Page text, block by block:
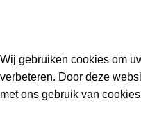
Wij gebruiken cookies om
verbeteren. Door deze
met ons gebruik van